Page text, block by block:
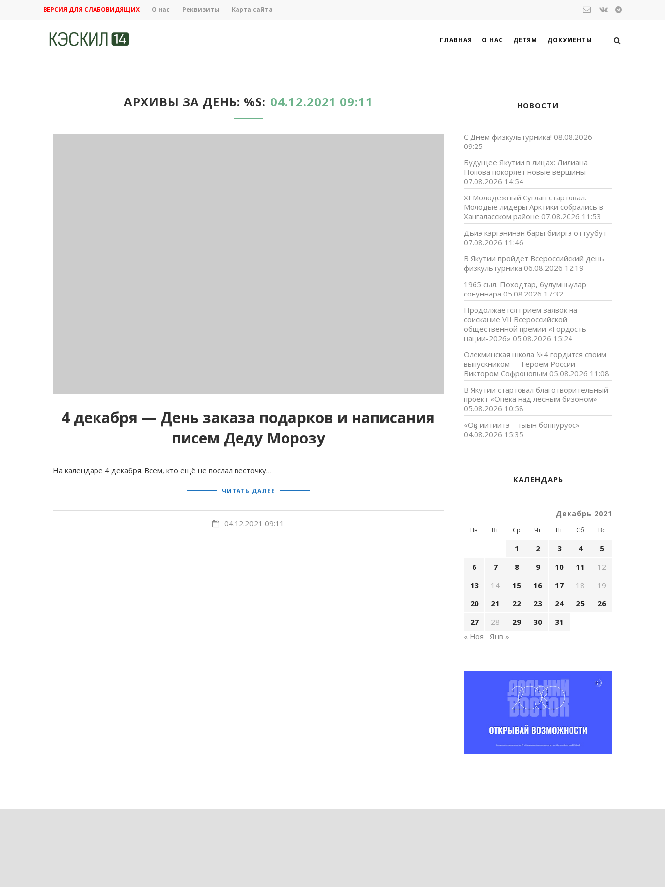
ВЕРСИЯ ДЛЯ СЛАБОВИДЯЩИХ О нас Реквизиты Карта сайта
ГЛАВНАЯ О НАС ДЕТЯМ ДОКУМЕНТЫ
АРХИВЫ ЗА ДЕНЬ: %S 04.12.2021 09:11
4 декабря — День заказа подарков и написания
писем Деду Морозу
На календаре 4 декабря. Всем, кто ещё не послал весточку…
ЧИТАТЬ ДАЛЕЕ
04.12.2021 09:11
НОВОСТИ
С Днем физкультурника! 08.08.2026
09:25
Будущее Якутии в лицах: Лилиана
Попова покоряет новые вершины
07.08.2026 14:54
XI Молодёжный Суглан стартовал:
Молодые лидеры Арктики собрались в
Хангаласском районе 07.08.2026 11:53
Дьиэ кэргэнинэн бары бииргэ оттуубут
07.08.2026 11:46
В Якутии пройдет Всероссийский день
физкультурника 06.08.2026 12:19
1965 сыл. Походтар, булумньулар
сонуннара 05.08.2026 17:32
Продолжается прием заявок на
соискание VII Всероссийской
общественной премии «Гордость
нации-2026» 05.08.2026 15:24
Олекминская школа №4 гордится своим
выпускником — Героем России
Виктором Софроновым 05.08.2026 11:08
В Якутии стартовал благотворительный
проект «Опека над лесным бизоном»
05.08.2026 10:58
«Оҕо иитиитэ – тыын боппуруос»
04.08.2026 15:35
КАЛЕНДАРЬ
Декабрь 2021
Пн Вт Ср Чт Пт Сб Вс
1 2 3 4
5
6
7 8 9 10 11
12
13
14 15 16 17 18
19
20
21 22 23 24 25
26
27
28 29 30
31
« Ноя
Янв »